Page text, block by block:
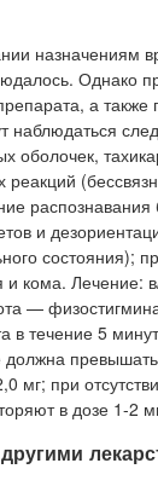
назначениям
Однако
а
наблюдаться
оболочек,
реакций
распознавания
и
состояния);
и кома. Лечение:
—
в течение 5
должна
мг; при
в дозе 1-2